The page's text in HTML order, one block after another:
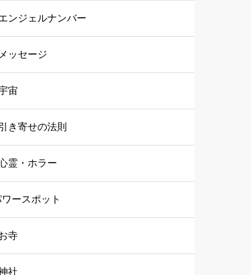
ンジェルナンバー
メッセージ
宙
き寄せの法則
霊・ホラー
ースポット
寺
社